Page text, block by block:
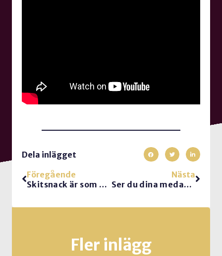
Dela inlägget
Föregående
Skitsnack är som en boomerang
Nästa
Ser du dina medarbetare?
Fler inlägg